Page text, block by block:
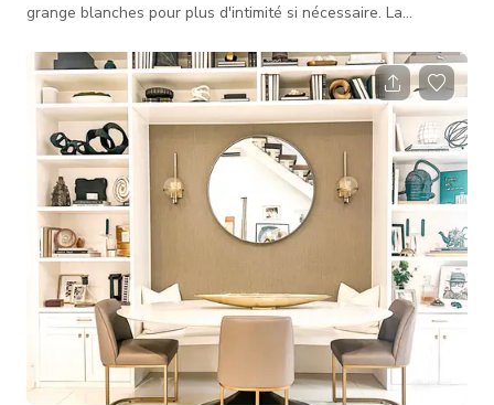
grange blanches pour plus d'intimité si nécessaire. La
offrant un jardin arrière plein d'équipements ; zone de mini-
golf, basket-ball et piscine design avec spa surdimensionné.
Cuisine à concept ouvert avec étagères flottantes naturelles
offrant un look unique.